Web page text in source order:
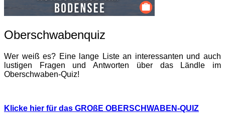
Oberschwabenquiz
Wer weiß es? Eine lange Liste an interessanten und auch
lustigen Fragen und Antworten über das Ländle im
Oberschwaben-Quiz!
Klicke hier für das GROßE OBERSCHWABEN-QUIZ